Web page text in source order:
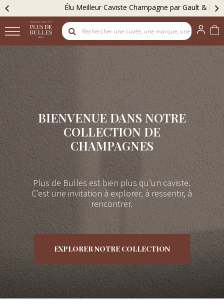
Élu Meilleur Caviste Champagne par Gault & Millau
BIENVENUE DANS NOTRE
COLLECTION DE
CHAMPAGNES
Plus de Bulles est bien plus qu’un caviste.
C’est une invitation à explorer, à ressentir, à
rencontrer.
EXPLORER NOTRE COLLECTION